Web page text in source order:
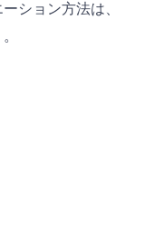
ション方法は、